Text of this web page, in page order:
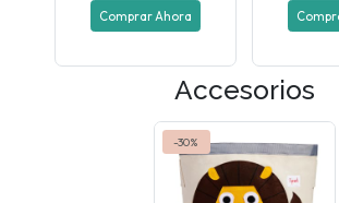
Comprar Ahora
Accesorios
-30%